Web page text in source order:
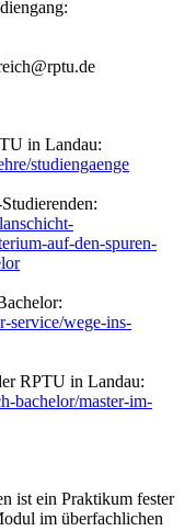
in Landau:
studiengaenge
auf-den-spuren-
service/wege-ins-
RPTU in Landau:
bachelor/master-im-
ist ein Praktikum fester
im überfachlichen